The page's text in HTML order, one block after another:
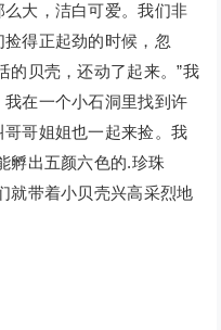
大，洁白可爱。我们非
得正起劲的时候，忽
的贝壳，还动了起来。”我
在一个小石洞里找到许
哥姐姐也一起来捡。我
孵出五颜六色的.珍珠
就带着小贝壳兴高采烈地